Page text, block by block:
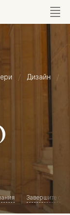
Дизайн
Завершите